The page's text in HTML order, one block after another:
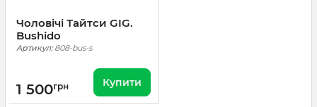
Чоловічі Тайтси GIG.
Bushido
Артикул:808-bus-s
1 500грн Купити